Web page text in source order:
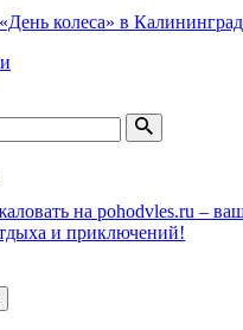
«День колеса» в